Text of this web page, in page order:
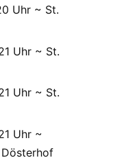
Uhr ~ St.
Uhr ~ St.
Uhr ~ St.
Uhr ~